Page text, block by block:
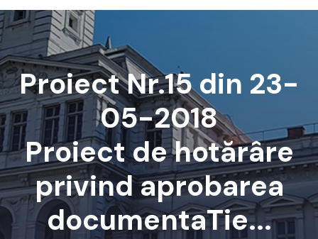
Proiect Nr.15 din 23-
05-2018
Proiect de hotărâre
privind aprobarea
documentaTie...